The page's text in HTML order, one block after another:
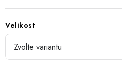
Velikost